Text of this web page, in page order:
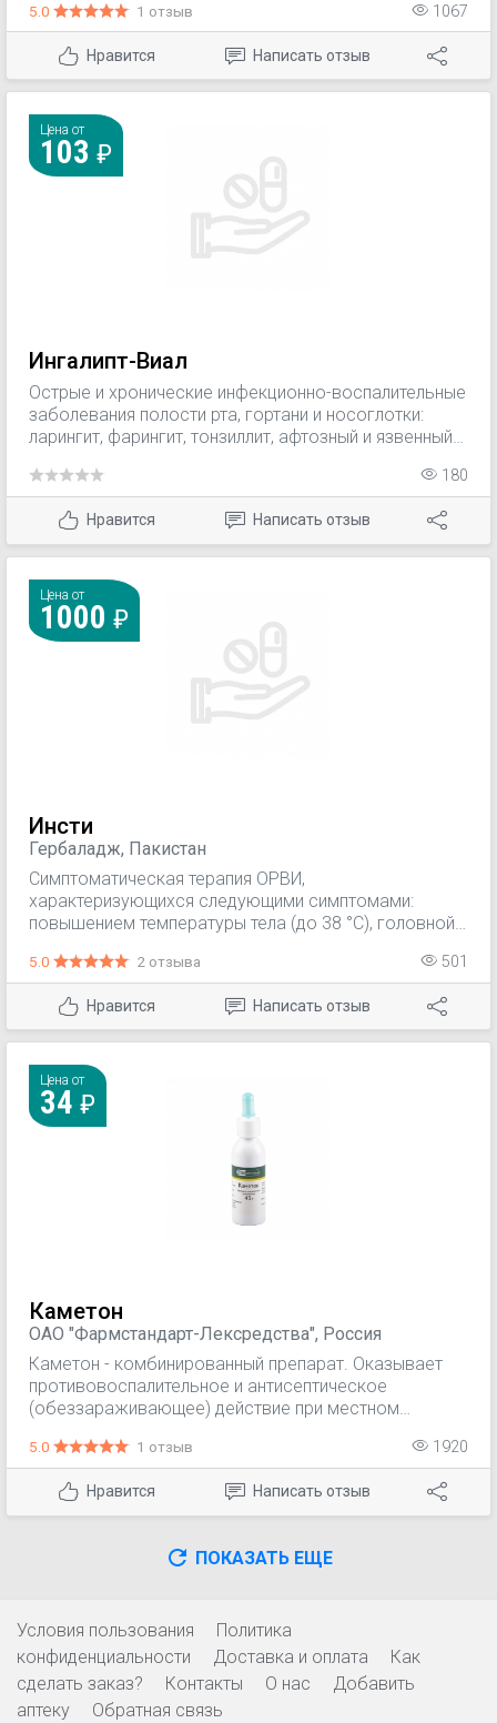
5.0 1 отзыв 1067
Нравится Написать отзыв
Цена от
103
Ингалипт-Виал
Острые и хронические инфекционно-воспалительные
заболевания полости рта, гортани и носоглотки:
ларингит, фарингит, тонзиллит, афтозный и язвенный
180
Нравится Написать отзыв
Цена от
1000
Инсти
Гербаладж, Пакистан
Симптоматическая терапия ОРВИ,
характеризующихся следующими симптомами:
повышением температуры тела (до 38 °C), головной
глотании, кашлем.
5.0 2 отзыва 501
Нравится Написать отзыв
Цена от
34
Каметон
ОАО "Фармстандарт-Лексредства", Россия
Каметон - комбинированный препарат. Оказывает
противовоспалительное и антисептическое
(обеззараживающее) действие при местном
5.0 1 отзыв 1920
Нравится Написать отзыв
ПОКАЗАТЬ ЕЩЕ
Условия пользования
Политика
конфиденциальности
Доставка и оплата
Как
сделать заказ?
Контакты О нас
Добавить
аптеку
Обратная связь